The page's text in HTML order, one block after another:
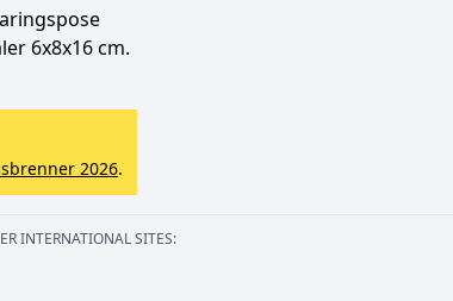
6x8x16 cm.
2026.
INTERNATIONAL SITES: